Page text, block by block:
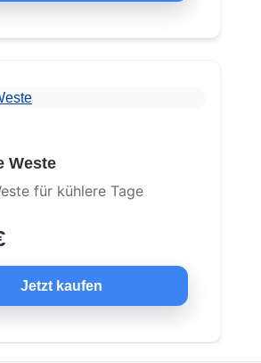
Weste
für kühlere Tage
Jetzt kaufen